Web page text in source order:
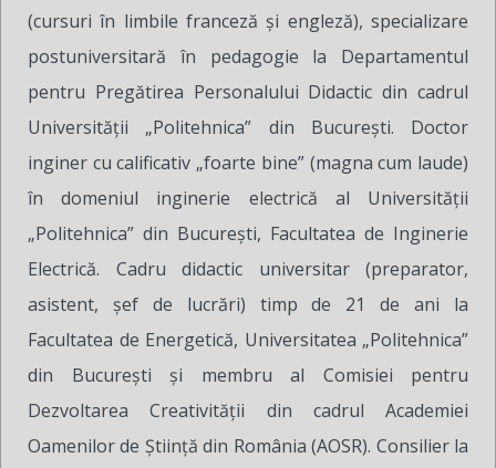
(cursuri în limbile franceză și engleză), specializare
postuniversitară în pedagogie la Departamentul
pentru Pregătirea Personalului Didactic din cadrul
Universității „Politehnica” din București. Doctor
inginer cu calificativ „foarte bine” (magna cum laude)
în domeniul inginerie electrică al Universității
„Politehnica” din București, Facultatea de Inginerie
Electrică. Cadru didactic universitar (preparator,
asistent, șef de lucrări) timp de 21 de ani la
Facultatea de Energetică, Universitatea „Politehnica”
din București și membru al Comisiei pentru
Dezvoltarea Creativității din cadrul Academiei
Oamenilor de Știință din România (AOSR). Consilier la